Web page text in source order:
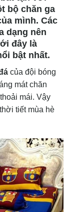
bộ chăn ga
mình. Các
dạng nên
đây là
bật nhất.
của đội bóng
mát chăn
mái. Vậy
tiết mùa hè